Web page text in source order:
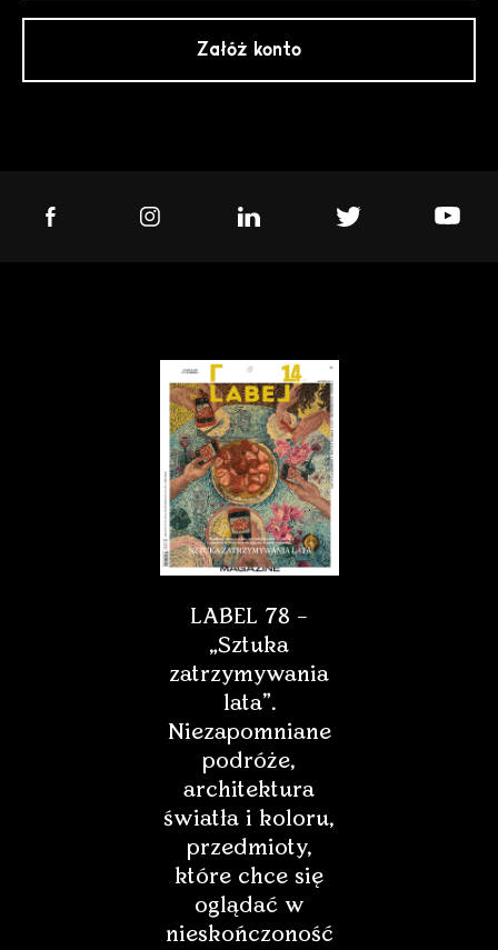
Załóż konto
LABEL 78 –
„Sztuka
zatrzymywania
lata”.
Niezapomniane
podróże,
architektura
światła i koloru,
przedmioty,
które chce się
oglądać w
nieskończoność